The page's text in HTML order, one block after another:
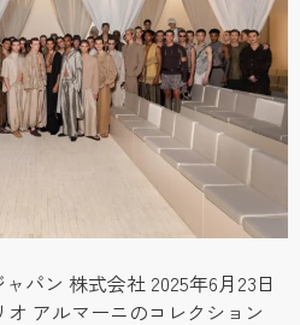
パン 株式会社 2025年6月23日
オ アルマーニのコレクション